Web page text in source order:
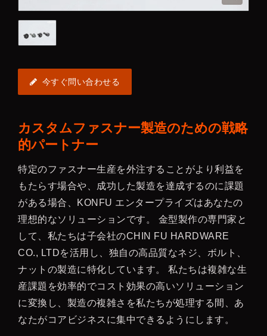
今すぐ問い合わせる
カスタムファスナー製造のための戦略
的パートナー
特定のファスナー生産を外注することがより利益を
もたらす場合や、成功した製造を達成するのに課題
がある場合、KONFU エンタープライズはあなたの
理想的なソリューションです。 金型製作の専門家と
して、私たちは子会社のCHIN FU HARDWARE
CO., LTDを活用し、独自の高品質なネジ、ボルト、
ナットの製造に特化しています。 私たちは複雑な生
産課題を効率的でコスト効果の高いソリューション
に変換し、製造の複雑さを私たちが処理する間、あ
なたがコアビジネスに集中できるようにします。